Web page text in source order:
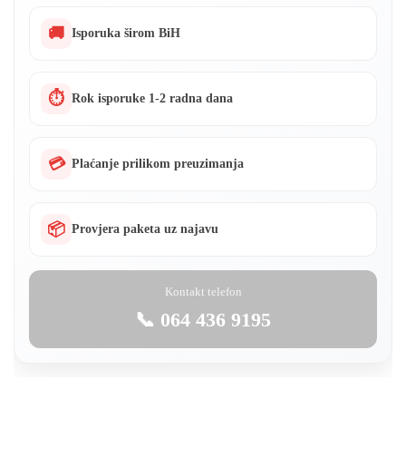
🚚 Isporuka širom BiH
⏱ Rok isporuke 1-2 radna dana
💳 Plaćanje prilikom preuzimanja
📦 Provjera paketa uz najavu
Kontakt telefon
📞 064 436 9195